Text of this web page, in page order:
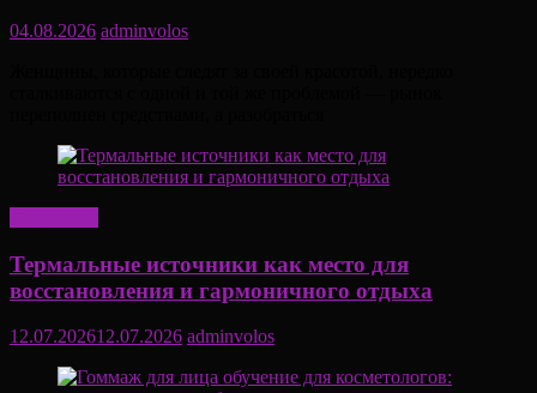
04.08.2026 adminvolos
Термальные источники как место для
восстановления и гармоничного отдыха
12.07.202612.07.2026 adminvolos